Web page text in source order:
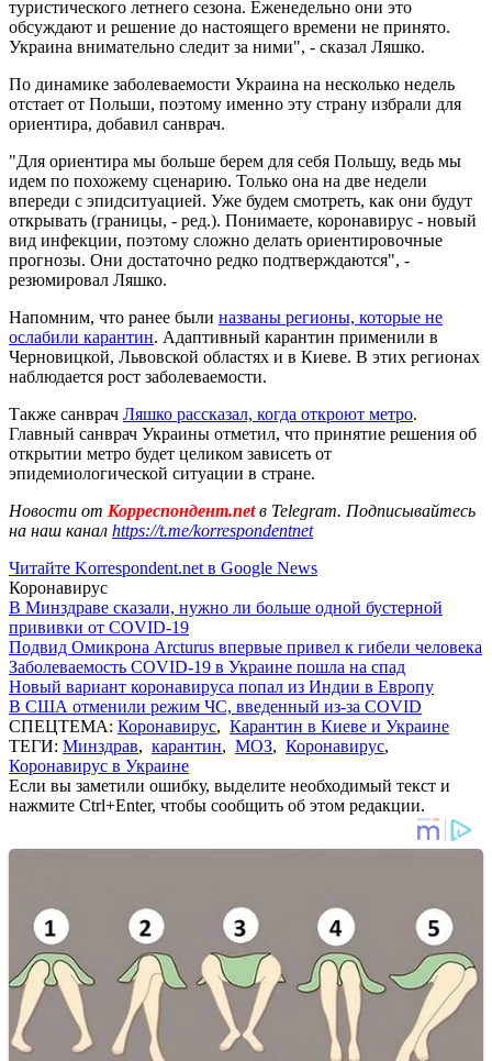
туристического летнего сезона. Еженедельно они это
обсуждают и решение до настоящего времени не принято.
Украина внимательно следит за ними", - сказал Ляшко.
По динамике заболеваемости Украина на несколько недель
отстает от Польши, поэтому именно эту страну избрали для
ориентира, добавил санврач.
"Для ориентира мы больше берем для себя Польшу, ведь мы
идем по похожему сценарию. Только она на две недели
впереди с эпидситуацией. Уже будем смотреть, как они будут
открывать (границы, - ред.). Понимаете, коронавирус - новый
вид инфекции, поэтому сложно делать ориентировочные
прогнозы. Они достаточно редко подтверждаются", -
резюмировал Ляшко.
Напомним, что ранее были названы регионы, которые не
ослабили карантин. Адаптивный карантин применили в
Черновицкой, Львовской областях и в Киеве. В этих регионах
наблюдается рост заболеваемости.
Также санврач Ляшко рассказал, когда откроют метро.
Главный санврач Украины отметил, что принятие решения об
открытии метро будет целиком зависеть от
эпидемиологической ситуации в стране.
Новости от Корреспондент.netв Telegram. Подписывайтесь
на наш канал https://t.me/korrespondentnet
Читайте Korrespondent.net в Google News
Коронавирус
В Минздраве сказали, нужно ли больше одной бустерной
прививки от COVID-19
Подвид Омикрона Arcturus впервые привел к гибели человека
Заболеваемость COVID-19 в Украине пошла на спад
Новый вариант коронавируса попал из Индии в Европу
В США отменили режим ЧС, введенный из-за COVID
СПЕЦТЕМА: Коронавирус, Карантин в Киеве и Украине
ТЕГИ: Минздрав, карантин, МОЗ, Коронавирус,
Коронавирус в Украине
Если вы заметили ошибку, выделите необходимый текст и
нажмите Ctrl+Enter, чтобы сообщить об этом редакции.